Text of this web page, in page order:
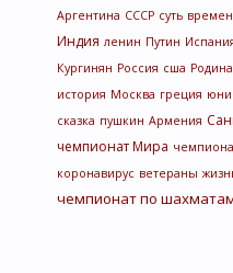
Аргентина СССР суть
Индия ленин Путин
Кургинян Россия сша Родина
история Москва греция
сказка пушкин Армения
чемпионат Мира
коронавирус ветераны
чемпионат по